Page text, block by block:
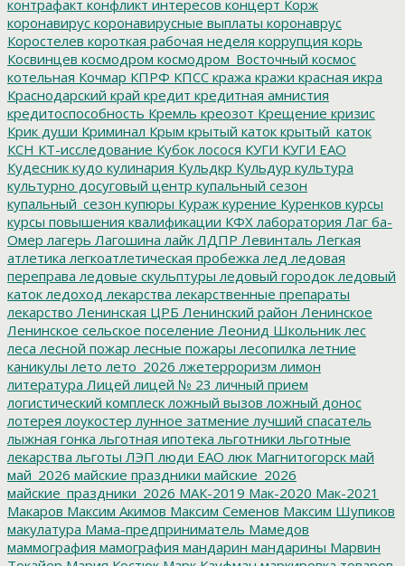
контрафакт конфликт интересов концерт Корж
коронавирус коронавирусные выплаты коронаврус
Коростелев короткая рабочая неделя коррупция корь
Косвинцев космодром космодром_Восточный космос
котельная Кочмар КПРФ КПСС кража кражи красная икра
Краснодарский край кредит кредитная амнистия
кредитоспособность Кремль креозот Крещение кризис
Крик души Криминал Крым крытый каток крытый_каток
КСН КТ-исследование Кубок лосося КУГИ КУГИ ЕАО
Кудесник кудо кулинария Кульдкр Кульдур культура
культурно досуговый центр купальный сезон
купальный_сезон купюры Кураж курение Куренков курсы
курсы повышения квалификации КФХ лаборатория Лаг ба-
Омер лагерь Лагошина лайк ЛДПР Левинталь Легкая
атлетика легкоатлетическая пробежка лед ледовая
переправа ледовые скульптуры ледовый городок ледовый
каток ледоход лекарства лекарственные препараты
лекарство Ленинская ЦРБ Ленинский район Ленинское
Ленинское сельское поселение Леонид Школьник лес
леса лесной пожар лесные пожары лесопилка летние
каникулы лето лето_2026 лжетерроризм лимон
литература Лицей лицей № 23 личный прием
логистический комплеск ложный вызов ложный донос
лотерея лоукостер лунное затмение лучший спасатель
лыжная гонка льготная ипотека льготники льготные
лекарства льготы ЛЭП люди ЕАО люк Магнитогорск май
май_2026 майские праздники майские_2026
майские_праздники_2026 МАК-2019 Мак-2020 Мак-2021
Макаров Максим Акимов Максим Семенов Максим Шупиков
макулатура Мама-предприниматель Мамедов
маммография мамография мандарин мандарины Марвин